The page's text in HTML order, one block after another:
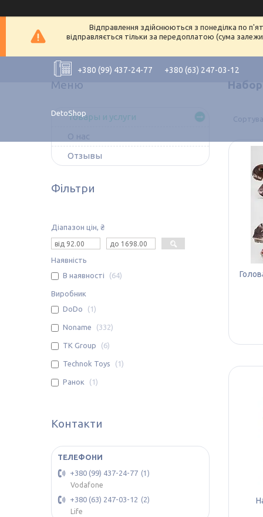
Відправлення здійснюються з понеділка по
відправляється тільки за передоплатою (сума
+380 (99) 437-24-77 +380 (63) 247-03-12
DetoShopТовары и услуги
О нас
Отзывы
Фільтри
Діапазон цін, ₴
Наявність
В наявності
64
Виробник
DoDo
1
Noname 332
TK Group 6
Technok Toys 1
Ранок 1
Контакти
+380 (99) 437-24-77
1
Vodafone
+380 (63) 247-03-12
2
Life